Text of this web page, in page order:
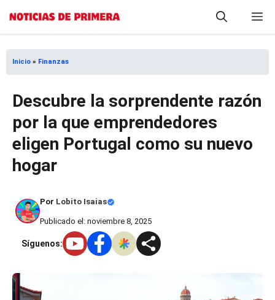
Saltar
contenido
Inicio » Finanzas
Descubre la sorprendente razón
por la que emprendedores
eligen Portugal como su nuevo
hogar
Por Lobito Isaias
Publicado el: noviembre 8, 2025
Síguenos: